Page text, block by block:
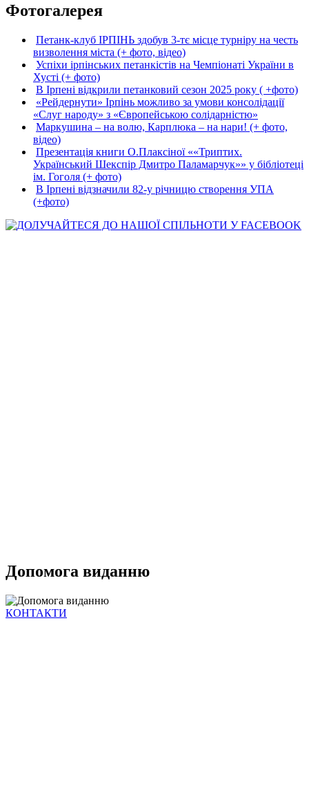
Фотогалерея
Петанк-клуб ІРПІНЬ здобув 3-тє місце турніру на честь
визволення міста (+ фото, відео)
Успіхи ірпінських петанкістів на Чемпіонаті України в
Хусті (+ фото)
В Ірпені відкрили петанковий сезон 2025 року ( +фото)
«Рейдернути» Ірпінь можливо за умови консолідації
«Слуг народу» з «Європейською солідарністю»
Маркушина – на волю, Карплюка – на нари! (+ фото,
відео)
Презентація книги О.Плаксіної ««Триптих.
Український Шекспір Дмитро Паламарчук»» у бібліотеці
ім. Гоголя (+ фото)
В Ірпені відзначили 82-у річницю створення УПА
(+фото)
Допомога виданню
КОНТАКТИ